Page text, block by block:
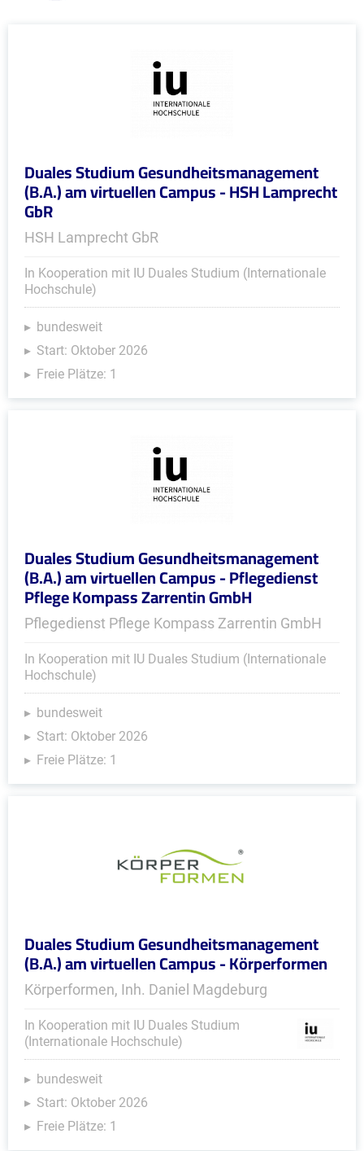
Duales Studium Gesundheitsmanagement
(B.A.) am virtuellen Campus - HSH Lamprecht
GbR
HSH Lamprecht GbR
In Kooperation mit IU Duales Studium (Internationale
Hochschule)
bundesweit
Start: Oktober 2026
Freie Plätze: 1
Duales Studium Gesundheitsmanagement
(B.A.) am virtuellen Campus - Pflegedienst
Pflege Kompass Zarrentin GmbH
Pflegedienst Pflege Kompass Zarrentin GmbH
In Kooperation mit IU Duales Studium (Internationale
Hochschule)
bundesweit
Start: Oktober 2026
Freie Plätze: 1
Duales Studium Gesundheitsmanagement
(B.A.) am virtuellen Campus - Körperformen
Körperformen, Inh. Daniel Magdeburg
In Kooperation mit IU Duales Studium
(Internationale Hochschule)
bundesweit
Start: Oktober 2026
Freie Plätze: 1